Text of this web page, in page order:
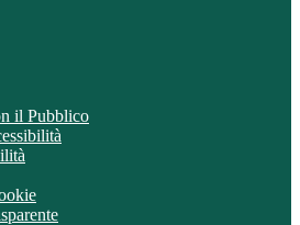
il Pubblico